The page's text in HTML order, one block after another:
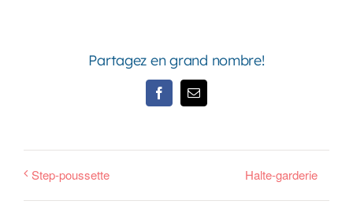
Partagez en grand nombre!
FacebookEmail
Step-poussette Halte-garderie